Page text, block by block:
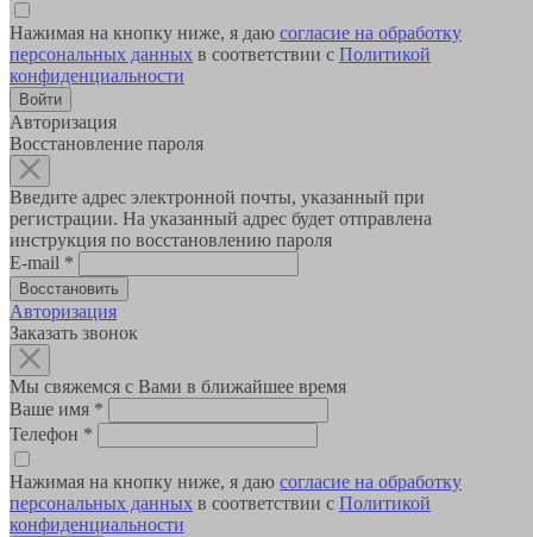
Нажимая на кнопку ниже, я даю согласие на обработку
персональных данных в соответствии с Политикой
конфиденциальности
Авторизация
Восстановление пароля
Введите адрес электронной почты, указанный при
регистрации. На указанный адрес будет отправлена
инструкция по восстановлению пароля
E-mail *
Авторизация
Заказать звонок
Мы свяжемся с Вами в ближайшее время
Ваше имя *
Телефон *
Нажимая на кнопку ниже, я даю согласие на обработку
персональных данных в соответствии с Политикой
конфиденциальности